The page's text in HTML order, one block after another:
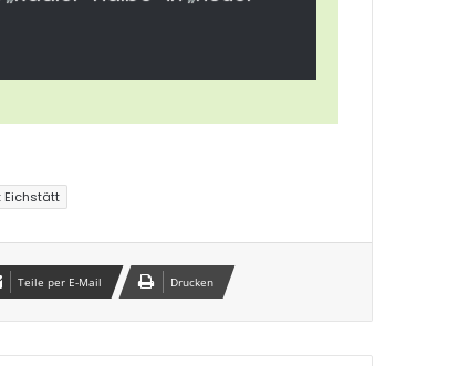
Eichstätt
Teile per E-Mail Drucken